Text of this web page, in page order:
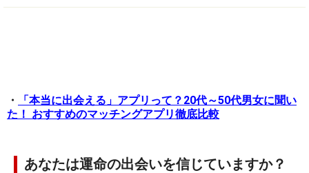
・
「本当に出会える」アプリって？20代～50代男女に聞い
た！ おすすめのマッチングアプリ徹底比較
あなたは運命の出会いを信じていますか？